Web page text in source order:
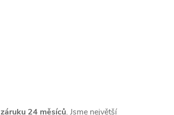
záruku 24 měsíců. Jsme největší